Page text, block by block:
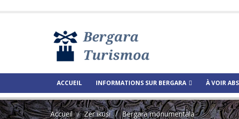
ACCUEIL INFORMATIONS SUR BERGARA À VOIR
Accueil Zer ikusi Bergara monumentala